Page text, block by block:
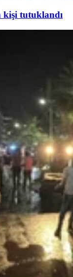
kişi tutuklandı